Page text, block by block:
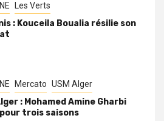
Les Verts
: Kouceila Boualia résilie son
Mercato USM Alger
: Mohamed Amine Gharbi
trois saisons